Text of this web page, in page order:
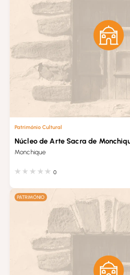
Património Cultural
Núcleo de Arte Sacra de
Monchique
0
PATRIMÓNIO